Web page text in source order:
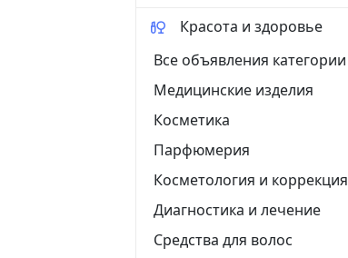
Красота и здоровье
Все объявления категории
Медицинские изделия
Косметика
Парфюмерия
Косметология и коррекция
Диагностика и лечение
Средства для волос